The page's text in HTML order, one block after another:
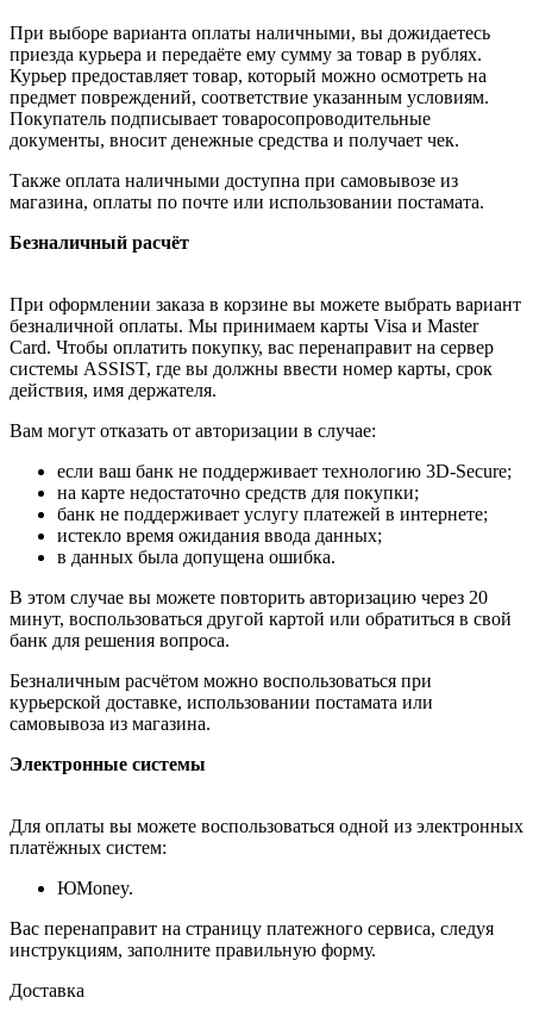
При выборе варианта оплаты наличными, вы дожидаетесь
приезда курьера и передаёте ему сумму за товар в рублях.
Курьер предоставляет товар, который можно осмотреть на
предмет повреждений, соответствие указанным условиям.
Покупатель подписывает товаросопроводительные
документы, вносит денежные средства и получает чек.
Также оплата наличными доступна при самовывозе из
магазина, оплаты по почте или использовании постамата.
Безналичный расчёт
При оформлении заказа в корзине вы можете выбрать вариант
безналичной оплаты. Мы принимаем карты Visa и Master
Card. Чтобы оплатить покупку, вас перенаправит на сервер
системы ASSIST, где вы должны ввести номер карты, срок
действия, имя держателя.
Вам могут отказать от авторизации в случае:
если ваш банк не поддерживает технологию 3D-Secure;
на карте недостаточно средств для покупки;
банк не поддерживает услугу платежей в интернете;
истекло время ожидания ввода данных;
в данных была допущена ошибка.
В этом случае вы можете повторить авторизацию через 20
минут, воспользоваться другой картой или обратиться в свой
банк для решения вопроса.
Безналичным расчётом можно воспользоваться при
курьерской доставке, использовании постамата или
самовывоза из магазина.
Электронные системы
Для оплаты вы можете воспользоваться одной из электронных
платёжных систем:
ЮMoney.
Вас перенаправит на страницу платежного сервиса, следуя
инструкциям, заполните правильную форму.
Доставка